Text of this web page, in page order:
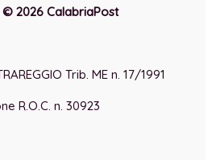
2026 CalabriaPost
Trib. ME n. 17/1991
R.O.C. n. 30923